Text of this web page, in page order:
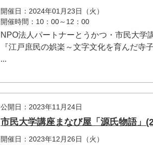
開催日：2024年01月23日（火）
開催時間：10：00～12：00
NPO法人パートナーとうかつ・市民大学
『江戸庶民の娯楽～文字文化を育んだ寺子
...
公開日：2023年11月24日
市民大学講座まなび屋「源氏物語」
開催日：2023年12月26日（火）